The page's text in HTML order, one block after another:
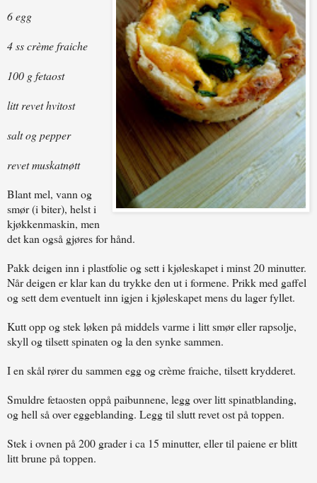
6 egg
4 ss crème fraiche
100 g fetaost
litt revet hvitost
salt og pepper
revet muskatnøtt
Blant mel, vann og
smør (i biter), helst i
kjøkkenmaskin, men
det kan også gjøres for hånd.
Pakk deigen inn i plastfolie og sett i kjøleskapet i minst 20 minutter.
Når deigen er klar kan du trykke den ut i formene. Prikk med gaffel
og sett dem eventuelt inn igjen i kjøleskapet mens du lager fyllet.
Kutt opp og stek løken på middels varme i litt smør eller rapsolje,
skyll og tilsett spinaten og la den synke sammen.
I en skål rører du sammen egg og crème fraiche, tilsett krydderet.
Smuldre fetaosten oppå paibunnene, legg over litt spinatblanding,
og hell så over eggeblanding. Legg til slutt revet ost på toppen.
Stek i ovnen på 200 grader i ca 15 minutter, eller til paiene er blitt
litt brune på toppen.